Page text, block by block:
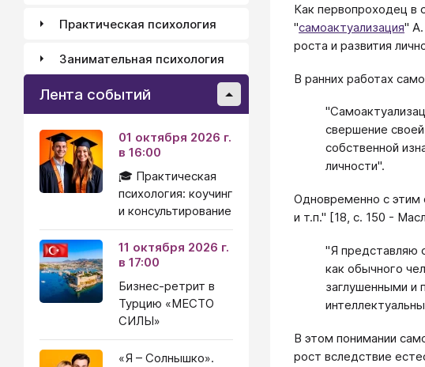
Как первопроходец в
"самоактуализация"
роста и развития
В ранних работах
свершение
собственной
личности".
Одновременно с этим
и т.п." [18, с. 150 -
"Я представляю
как обычного
заглушенными и
В этом понимании
рост вследствие
Практическая психология
Занимательная психология
Лента событий
01 октября 2026 г.
в 16:00
🎓 Практическая
психология: коучинг
и консультирование
11 октября 2026 г.
в 17:00
Бизнес-ретрит в
Турцию «МЕСТО
СИЛЫ»
«Я – Солнышко».